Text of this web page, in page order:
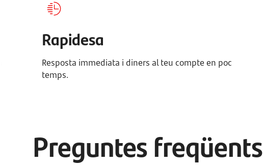
Rapidesa
Resposta immediata i diners al teu compte en poc
temps.
Preguntes freqüents